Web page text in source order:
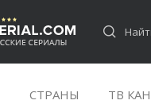
СТРАНЫ ТВ